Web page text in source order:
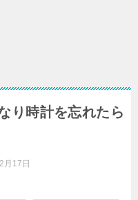
り時計を忘れたら
月17日